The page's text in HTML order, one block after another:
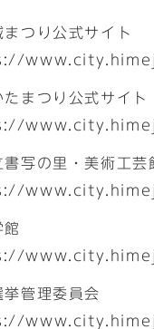
まつり公式サイト
たまつり公式サイト
書写の里・美術工芸
館
挙管理委員会